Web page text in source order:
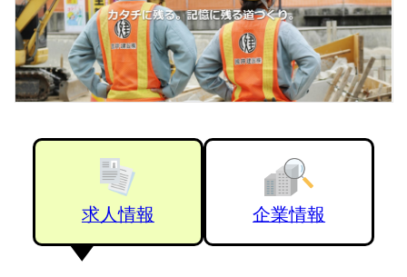
求人情報 企業情報